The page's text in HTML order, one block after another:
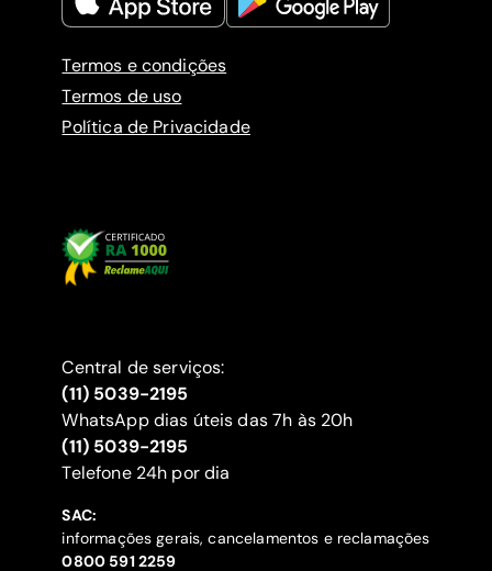
Termos e condições
Termos de uso
Política de Privacidade
Central de serviços:
(11) 5039-2195
WhatsApp dias úteis das 7h às 20h
(11) 5039-2195
‍Telefone 24h por dia
SAC:
informações gerais, cancelamentos e reclamações
‍0800 591 2259